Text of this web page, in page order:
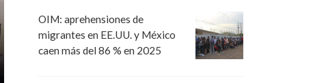
OIM: aprehensiones de
migrantes en EE.UU. y México
caen más del 86 % en 2025